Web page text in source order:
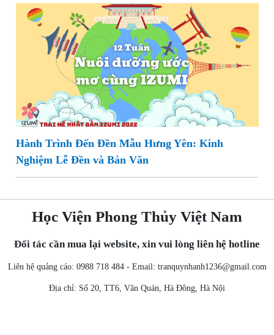
Hành Trình Đến Đền Mẫu Hưng Yên: Kinh
Nghiệm Lễ Đền và Bản Văn
Học Viện Phong Thủy Việt Nam
Đối tác cần mua lại website, xin vui lòng liên hệ hotline
Liên hệ quảng cáo: 0988 718 484 - Email: tranquynhanh1236@gmail.com
Địa chỉ: Số 20, TT6, Văn Quán, Hà Đông, Hà Nội